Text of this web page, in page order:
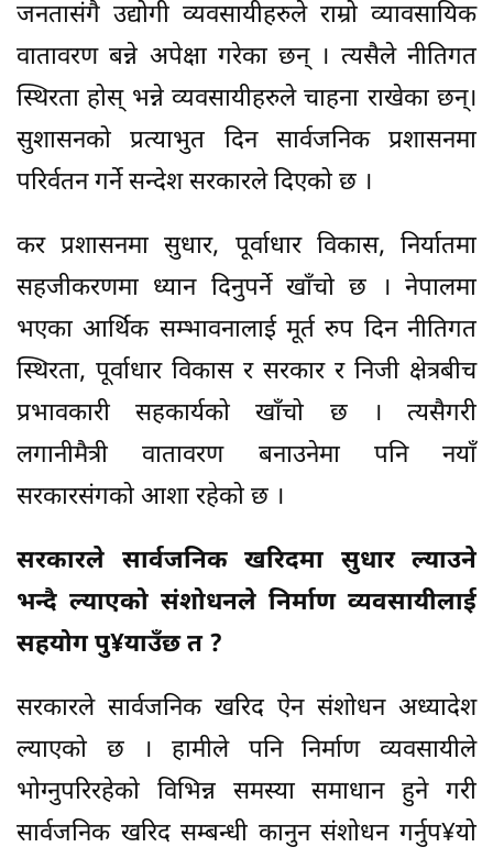
जनतासंगै उद्योगी व्यवसायीहरुले राम्रो व्यावसायिक
वातावरण बन्ने अपेक्षा गरेका छन् । त्यसैले नीतिगत
स्थिरता होस् भन्ने व्यवसायीहरुले चाहना राखेका छन्।
सुशासनको प्रत्याभुत दिन सार्वजनिक प्रशासनमा
परिर्वतन गर्ने सन्देश सरकारले दिएको छ ।
कर प्रशासनमा सुधार, पूर्वाधार विकास, निर्यातमा
सहजीकरणमा ध्यान दिनुपर्ने खाँचो छ । नेपालमा
भएका आर्थिक सम्भावनालाई मूर्त रुप दिन नीतिगत
स्थिरता, पूर्वाधार विकास र सरकार र निजी क्षेत्रबीच
प्रभावकारी सहकार्यको खाँचो छ । त्यसैगरी
लगानीमैत्री वातावरण बनाउनेमा पनि नयाँ
सरकारसंगको आशा रहेको छ ।
सरकारले सार्वजनिक खरिदमा सुधार ल्याउने
भन्दै ल्याएको संशोधनले निर्माण व्यवसायीलाई
सहयोग पु¥याउँछ त ?
सरकारले सार्वजनिक खरिद ऐन संशोधन अध्यादेश
ल्याएको छ । हामीले पनि निर्माण व्यवसायीले
भोग्नुपरिरहेको विभिन्न समस्या समाधान हुने गरी
सार्वजनिक खरिद सम्बन्धी कानुन संशोधन गर्नुप¥यो